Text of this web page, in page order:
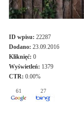
ID wpisu: 22287
Dodano: 23.09.2016
Kliknięć: 0
Wyświetleń: 1379
CTR: 0.00%
61 27